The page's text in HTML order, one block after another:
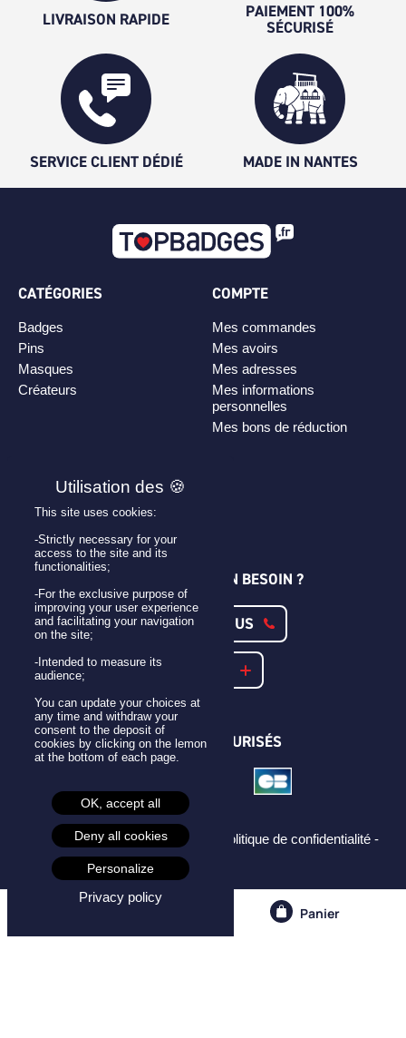
Panier
LIVRAISON RAPIDE
PAIEMENT 100%
SÉCURISÉ
SERVICE CLIENT DÉDIÉ MADE IN NANTES
CATÉGORIES
Badges
Pins
Masques
Créateurs
COMPTE
Mes commandes
Mes avoirs
Mes adresses
Mes informations
personnelles
Mes bons de réduction
PLAN DE SITE
Personnaliser son badge
UNE QUESTION ? UN BESOIN ?
CONTACTEZ-NOUS
NOTRE FAQ
PAIEMENTS SÉCURISÉS
Mentions légales -CGU - CGV -
Politique de confidentialité -
Cookies -
This site uses cookies:
-Strictly necessary for your
access to the site and its
functionalities;
-For the exclusive purpose of
improving your user experience
and facilitating your navigation
on the site;
-Intended to measure its
audience;
You can update your choices at
any time and withdraw your
consent to the deposit of
cookies by clicking on the lemon
at the bottom of each page.
OK, accept all
Deny all cookies
Personalize
Privacy policy